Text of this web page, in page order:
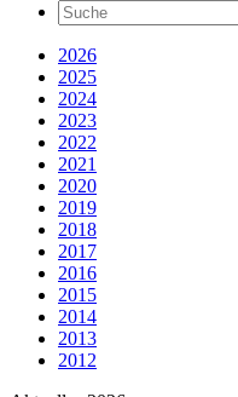
2026
2025
2024
2023
2022
2021
2020
2019
2018
2017
2016
2015
2014
2013
2012